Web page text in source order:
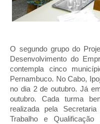
O segundo grupo do
Desenvolvimento do
contempla cinco
Pernambuco. No Cabo,
no dia 2 de outubro. Já
outubro. Cada turma
realizada pela
Trabalho e